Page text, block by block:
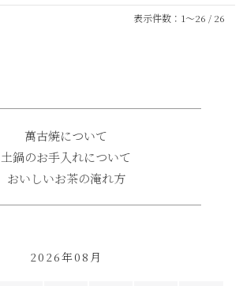
表示件数：1～26 / 26
萬古焼について
土鍋のお手入れについて
おいしいお茶の淹れ方
2026年08月